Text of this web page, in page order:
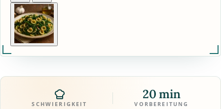
SCHWIERIGKEIT
20 min
VORBEREITUNG